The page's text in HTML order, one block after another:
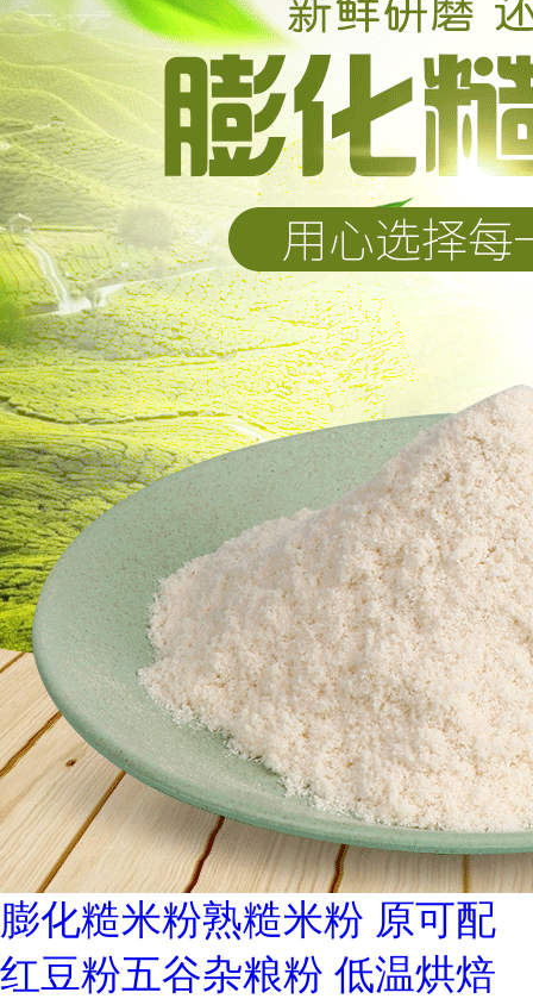
膨化糙米粉熟糙米粉 原可配
红豆粉五谷杂粮粉 低温烘焙